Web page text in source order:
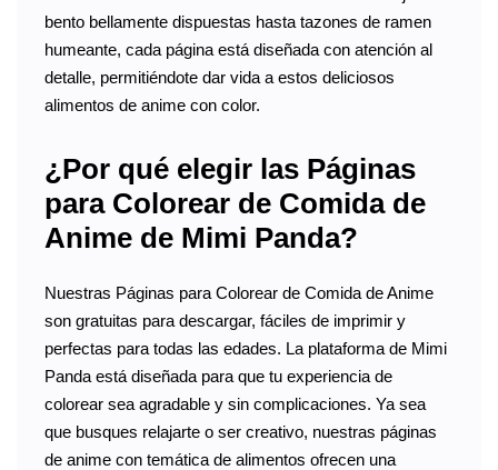
bento bellamente dispuestas hasta tazones de ramen
humeante, cada página está diseñada con atención al
detalle, permitiéndote dar vida a estos deliciosos
alimentos de anime con color.
¿Por qué elegir las Páginas
para Colorear de Comida de
Anime de Mimi Panda?
Nuestras Páginas para Colorear de Comida de Anime
son gratuitas para descargar, fáciles de imprimir y
perfectas para todas las edades. La plataforma de Mimi
Panda está diseñada para que tu experiencia de
colorear sea agradable y sin complicaciones. Ya sea
que busques relajarte o ser creativo, nuestras páginas
de anime con temática de alimentos ofrecen una